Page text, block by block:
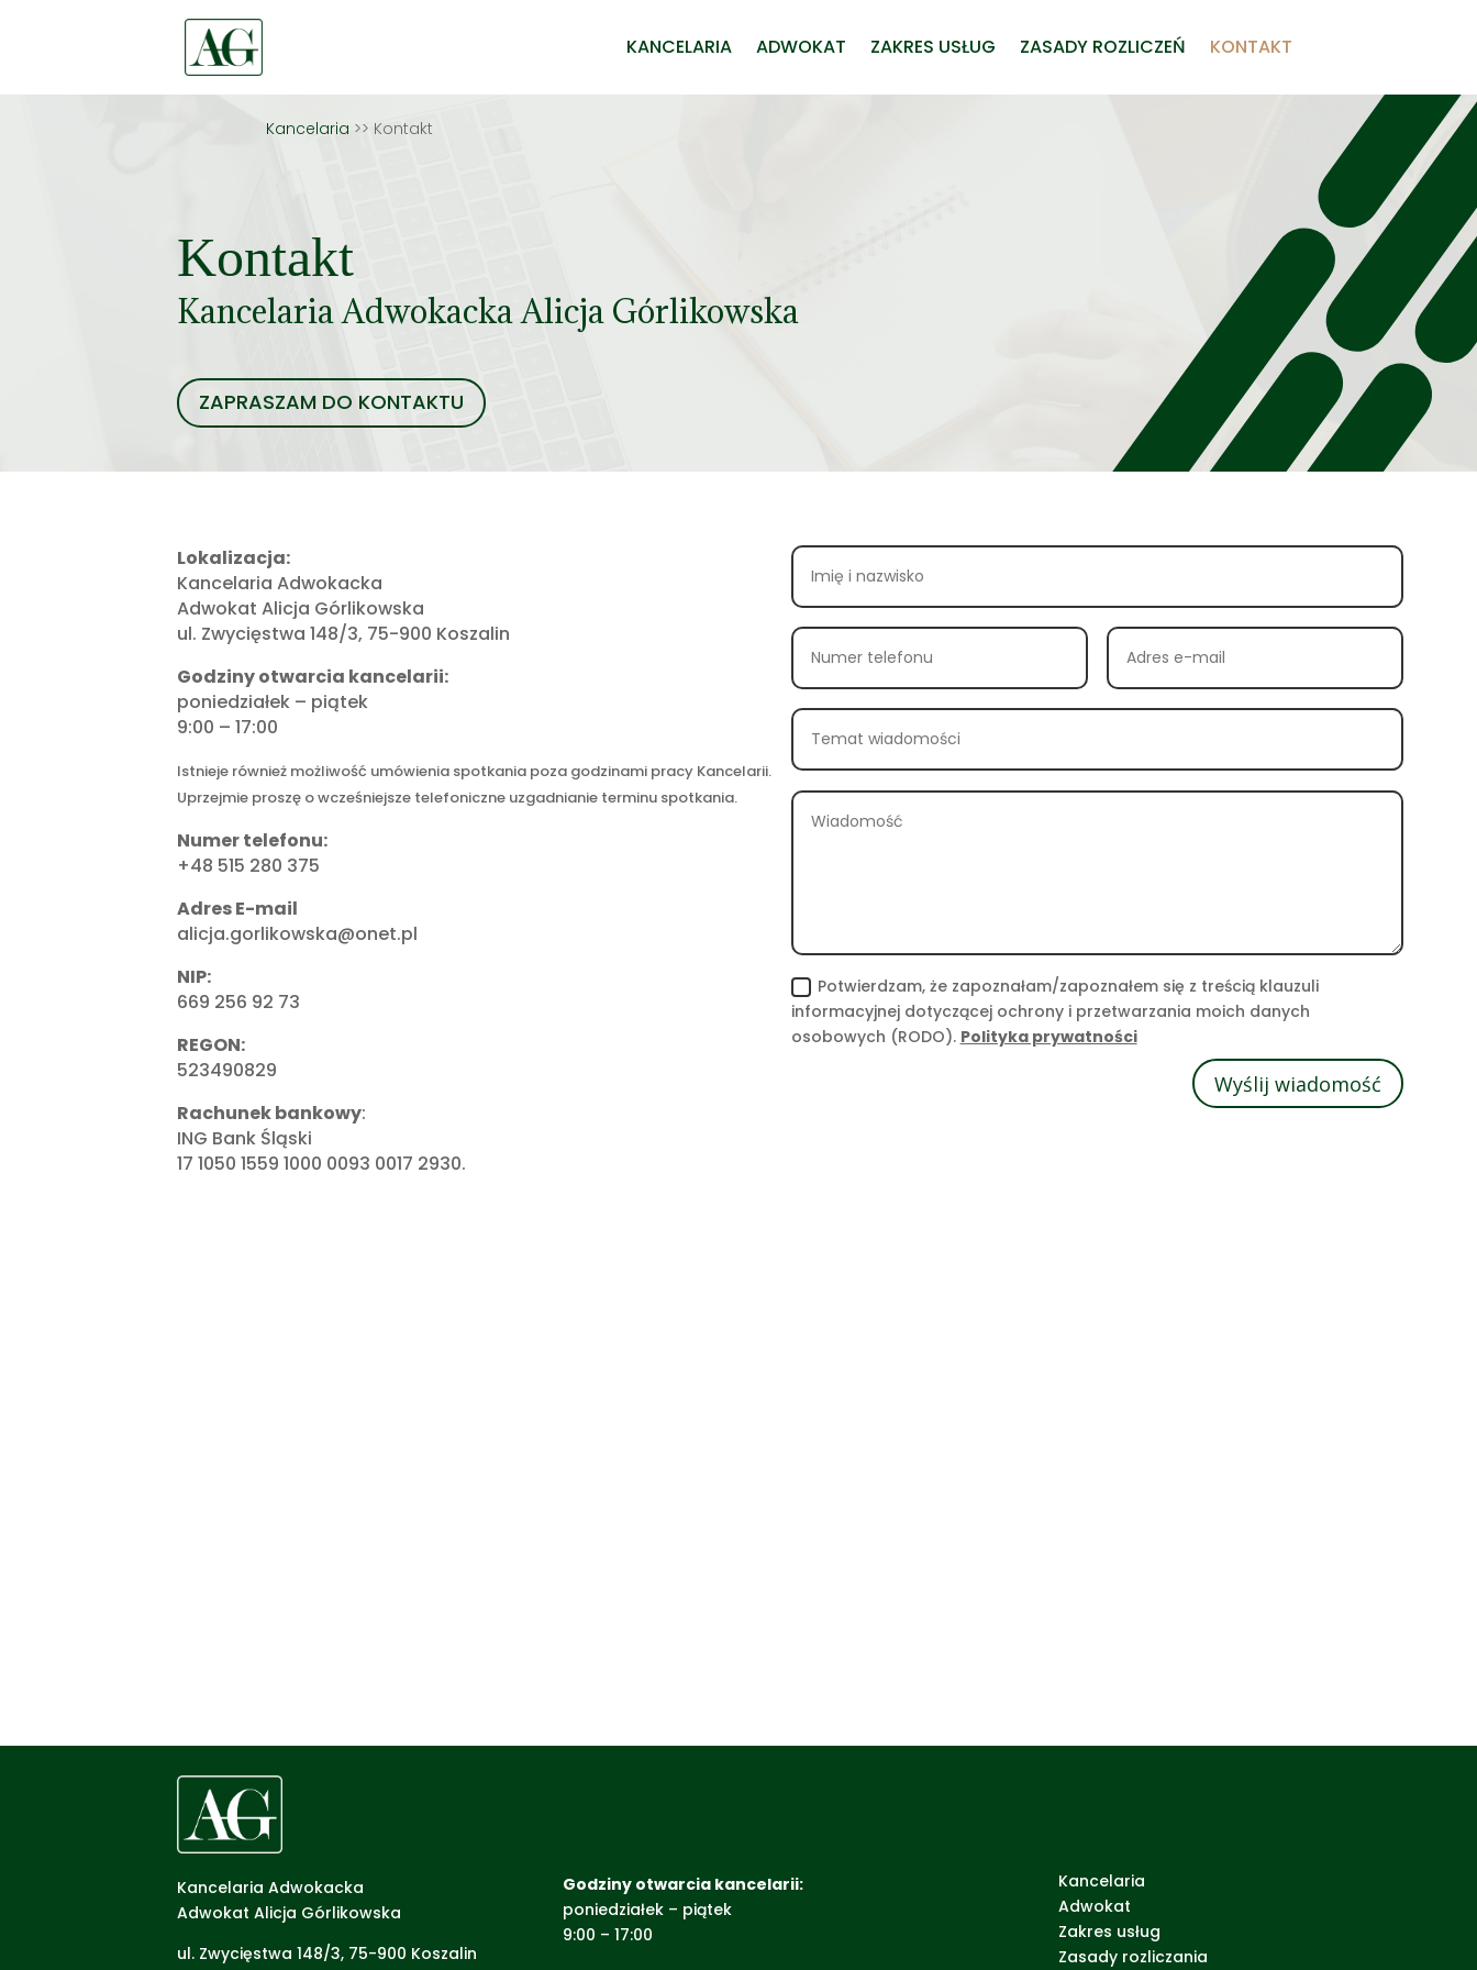
KANCELARIA ADWOKAT ZAKRES USŁUG ZASADY ROZLICZEŃ KONTAKT
Kancelaria >> Kontakt
Kontakt
Kancelaria Adwokacka Alicja Górlikowska
ZAPRASZAM DO KONTAKTU
Lokalizacja:
Kancelaria Adwokacka
Adwokat Alicja Górlikowska
ul. Zwycięstwa 148/3, 75-900 Koszalin
Godziny otwarcia kancelarii:
poniedziałek – piątek
9:00 – 17:00
Istnieje również możliwość umówienia spotkania poza godzinami pracy Kancelarii.
Uprzejmie proszę o wcześniejsze telefoniczne uzgadnianie terminu spotkania.
Numer telefonu:
+48 515 280 375
Adres E-mail
alicja.gorlikowska@onet.pl
NIP:
669 256 92 73
REGON:
523490829
Rachunek bankowy:
ING Bank Śląski
17 1050 1559 1000 0093 0017 2930.
Potwierdzam, że zapoznałam/zapoznałem się z treścią klauzuli
informacyjnej dotyczącej ochrony i przetwarzania moich danych
osobowych (RODO). Polityka prywatności
Wyślij wiadomość
Kancelaria Adwokacka
Adwokat Alicja Górlikowska
ul. Zwycięstwa 148/3, 75-900 Koszalin
Godziny otwarcia kancelarii:
poniedziałek – piątek
9:00 – 17:00
Kancelaria
Adwokat
Zakres usług
Zasady rozliczania